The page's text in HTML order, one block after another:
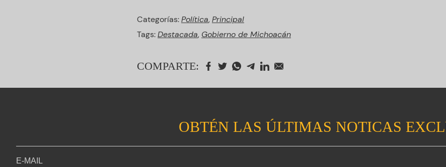
Categorías:Política, Principal
Tags:Destacada, Gobierno de Michoacán
COMPARTE:
OBTÉN LAS ÚLTIMAS NOTICAS